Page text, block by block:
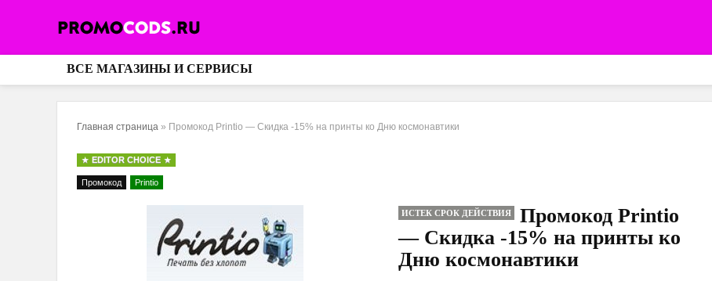
ВСЕ МАГАЗИНЫ И СЕРВИСЫ
Главная страница » Промокод Printio — Скидка -15% на принты ко Дню космонавтики
EDITOR CHOICE
Промокод Printio
ИСТЕК СРОК ДЕЙСТВИЯ
Промокод Printio
— Скидка -15% на принты ко
Дню космонавтики